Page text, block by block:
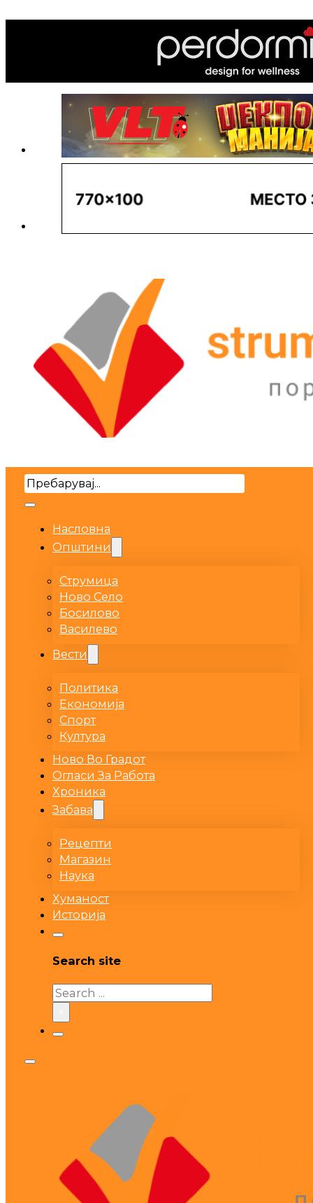
Search
Насловна
Општини
Струмица
Ново Село
Босилово
Василево
Вести
Политика
Економија
Спорт
Култура
Ново Во Градот
Огласи За Работа
Хроника
Забава
Рецепти
Магазин
Наука
Хуманост
Историја
Search site
Search